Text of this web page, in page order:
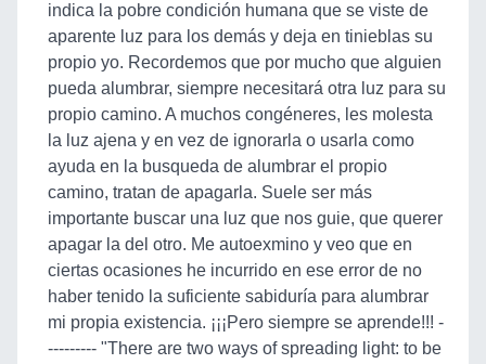
indica la pobre condición humana que se viste de
aparente luz para los demás y deja en tinieblas su
propio yo. Recordemos que por mucho que alguien
pueda alumbrar, siempre necesitará otra luz para su
propio camino. A muchos congéneres, les molesta
la luz ajena y en vez de ignorarla o usarla como
ayuda en la busqueda de alumbrar el propio
camino, tratan de apagarla. Suele ser más
importante buscar una luz que nos guie, que querer
apagar la del otro. Me autoexmino y veo que en
ciertas ocasiones he incurrido en ese error de no
haber tenido la suficiente sabiduría para alumbrar
mi propia existencia. ¡¡¡Pero siempre se aprende!!! -
--------- "There are two ways of spreading light: to be